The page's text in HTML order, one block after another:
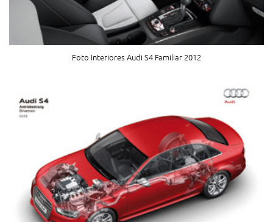
Foto Interiores Audi S4 Familiar 2012